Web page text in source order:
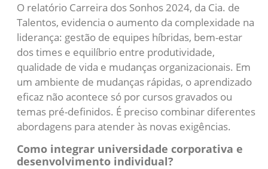
O relatório Carreira dos Sonhos 2024, da Cia. de
Talentos, evidencia o aumento da complexidade na
liderança: gestão de equipes híbridas, bem-estar
dos times e equilíbrio entre produtividade,
qualidade de vida e mudanças organizacionais. Em
um ambiente de mudanças rápidas, o aprendizado
eficaz não acontece só por cursos gravados ou
temas pré-definidos. É preciso combinar diferentes
abordagens para atender às novas exigências.
Como integrar universidade corporativa e
desenvolvimento individual?